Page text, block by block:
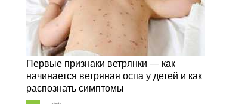
Первые признаки ветрянки — как
начинается ветряная оспа у детей и как
распознать симптомы